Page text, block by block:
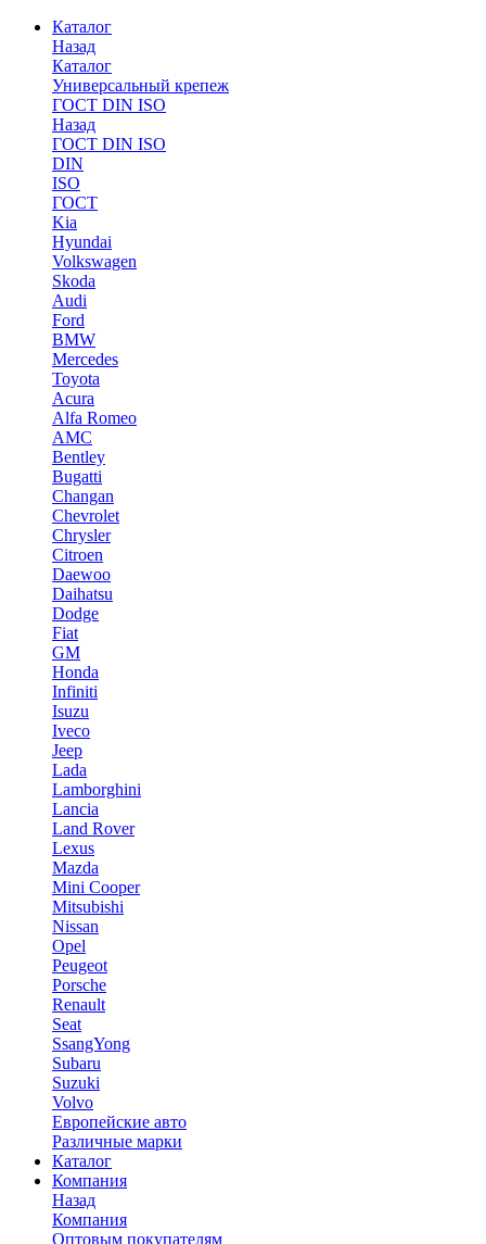
Каталог
Назад
Каталог
Универсальный крепеж
ГОСТ DIN ISO
Назад
ГОСТ DIN ISO
DIN
ISO
ГОСТ
Kia
Hyundai
Volkswagen
Skoda
Audi
Ford
BMW
Mercedes
Toyota
Acura
Alfa Romeo
AMC
Bentley
Bugatti
Changan
Chevrolet
Chrysler
Citroen
Daewoo
Daihatsu
Dodge
Fiat
GM
Honda
Infiniti
Isuzu
Iveco
Jeep
Lada
Lamborghini
Lancia
Land Rover
Lexus
Mazda
Mini Cooper
Mitsubishi
Nissan
Opel
Peugeot
Porsche
Renault
Seat
SsangYong
Subaru
Suzuki
Volvo
Европейские авто
Различные марки
Каталог
Компания
Назад
Компания
Оптовым покупателям